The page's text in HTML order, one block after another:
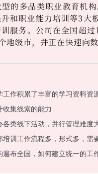
的多品类职业教育机
和职业能力培训等3大
服务。公司在全国超
地级市，并正在快速向
工作积累了丰富的学习资料资
收集线索的能力
各类线下活动，并行管理难度
培训工作流程多，形式多，需
遍布全国，如何建立统一的工